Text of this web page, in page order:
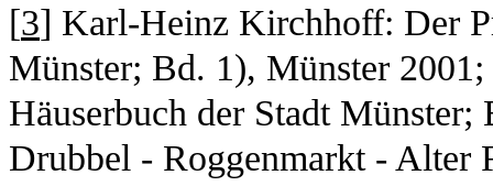
[3] Karl-Heinz Kirchhoff: Der
Münster; Bd. 1), Münster
Häuserbuch der Stadt
Drubbel - Roggenmarkt - Alter